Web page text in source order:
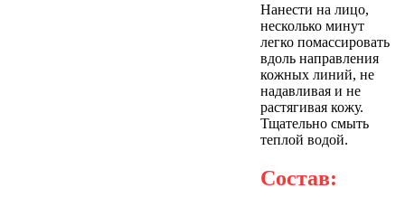
Нанести на лицо,
несколько минут
легко помассировать
вдоль направления
кожных линий, не
надавливая и не
растягивая кожу.
Тщательно смыть
теплой водой.
Состав: